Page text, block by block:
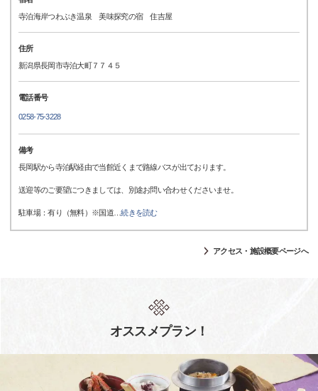
寺泊海岸つわぶき温泉 美味探究の宿 住吉屋
住所
新潟県長岡市寺泊大町７７４５
電話番号
0258-75-3228
備考
長岡駅から寺泊駅経由で当館近くまで路線バスが出ております。
送迎等のご要望につきましては、別途お問い合わせくださいませ。
駐車場：有り（無料）※国道…続きを読む
アクセス・施設概要ページへ
オススメプラン！